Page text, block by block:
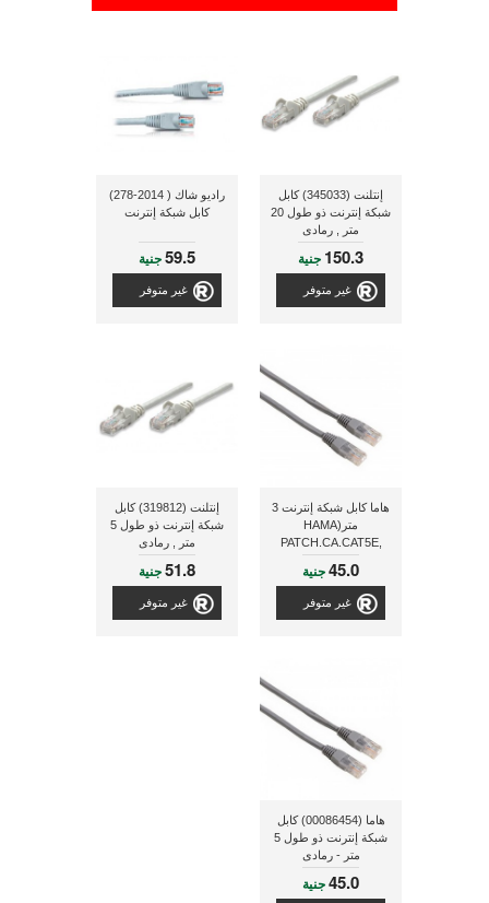
إنتلنت (345033) كابل
شبكة إنترنت ذو طول 20
متر , رمادى
150.3 جنية
غير متوفر
راديو شاك ( 2014-278)
كابل شبكة إنترنت
59.5جنية
غير متوفر
هاما كابل شبكة إنترنت 3
متر(HAMA
PATCH.CA.CAT5E,
3,0M UTP)
45.0جنية
غير متوفر
إنتلنت (319812) كابل
شبكة إنترنت ذو طول 5
متر , رمادى
51.8جنية
غير متوفر
هاما (00086454) كابل
شبكة إنترنت ذو طول 5
متر - رمادى
45.0جنية